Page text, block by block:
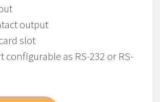
output
slot
configurable as RS-232 or RS-